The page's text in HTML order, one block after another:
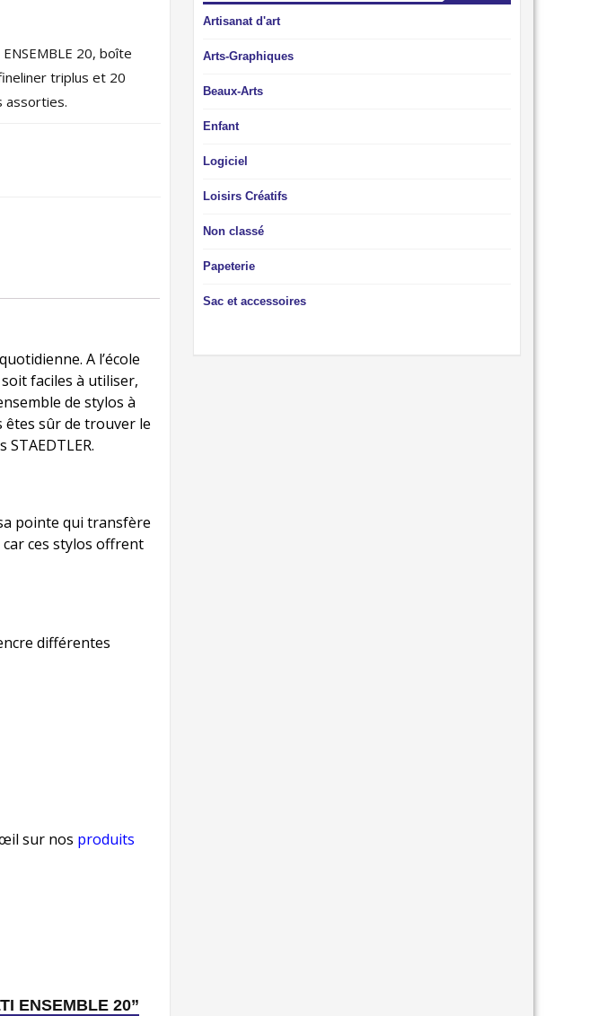
20, boîte
triplus et 20
assorties.
A l’école
faciles à utiliser,
de stylos à
êtes sûr de trouver le
pointe qui transfère
ces stylos offrent
différentes
sur nos produits
ENSEMBLE 20”
Artisanat d'art
Arts-Graphiques
Beaux-Arts
Enfant
Logiciel
Loisirs Créatifs
Non classé
Papeterie
Sac et accessoires